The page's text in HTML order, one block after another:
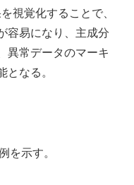
視覚化することで、
容易になり、主成分
異常データのマーキ
となる。
を示す。